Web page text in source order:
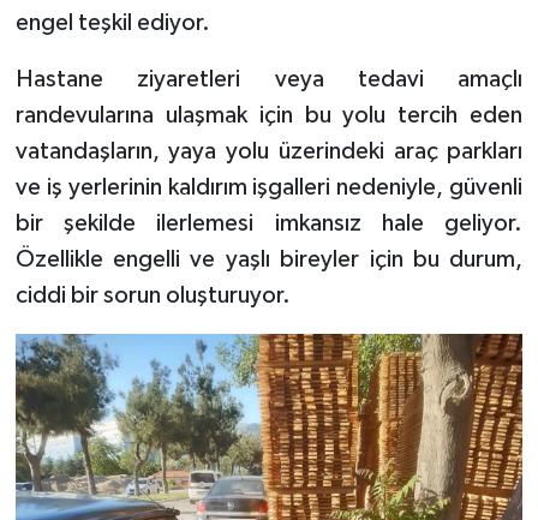
engel teşkil ediyor.
Hastane ziyaretleri veya tedavi amaçlı
randevularına ulaşmak için bu yolu tercih eden
vatandaşların, yaya yolu üzerindeki araç parkları
ve iş yerlerinin kaldırım işgalleri nedeniyle, güvenli
bir şekilde ilerlemesi imkansız hale geliyor.
Özellikle engelli ve yaşlı bireyler için bu durum,
ciddi bir sorun oluşturuyor.
Teknoloji
Türkiye
Yerel
İletişim
Künye